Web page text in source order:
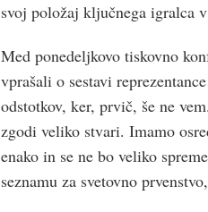
svoj položaj ključnega igralca
Med ponedeljkovo tiskovno
vprašali o sestavi
odstotkov, ker, prvič, še ne
zgodi veliko stvari. Imamo
enako in se ne bo veliko
seznamu za svetovno